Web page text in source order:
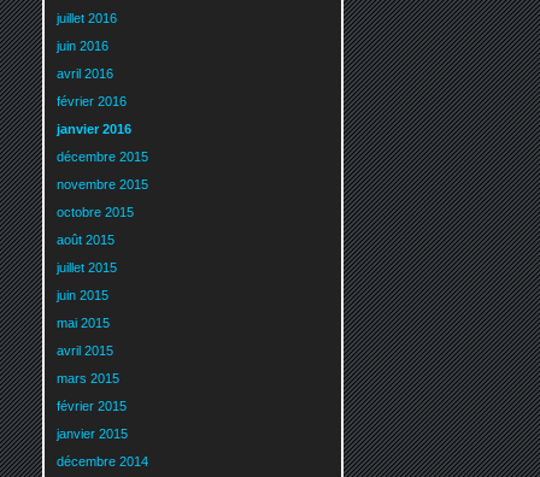
juillet 2016
juin 2016
avril 2016
février 2016
janvier 2016
décembre 2015
novembre 2015
octobre 2015
août 2015
juillet 2015
juin 2015
mai 2015
avril 2015
mars 2015
février 2015
janvier 2015
décembre 2014